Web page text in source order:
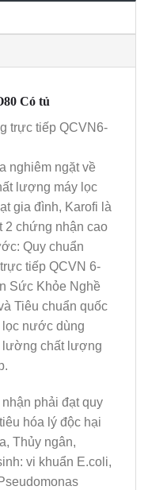
Có tủ
trực tiếp QCVN6-
nghiêm ngặt về
lượng máy lọc
gia đình, Karofi là
2 chứng nhận cao
Quy chuẩn
tiếp QCVN 6-
Sức Khỏe Nghề
Tiêu chuẩn quốc
lọc nước dùng
lường chất lượng
phải đạt quy
hóa lý độc hại
Thủy ngân,
vi khuẩn E.coli,